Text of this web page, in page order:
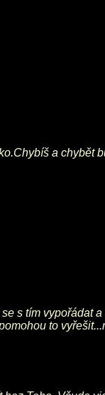
a chybět
s tím vypořádat
to